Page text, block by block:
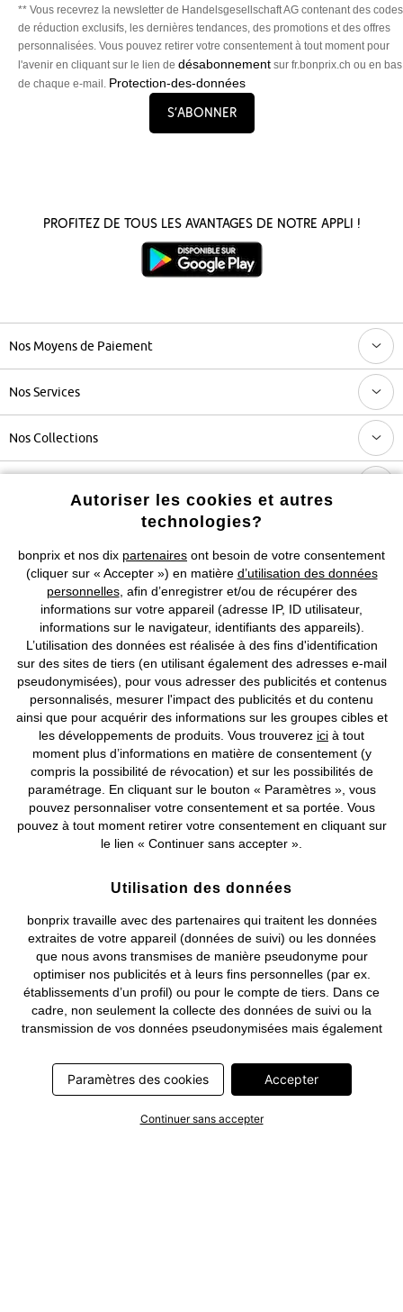
** Vous recevrez la newsletter de Handelsgesellschaft AG contenant des codes
de réduction exclusifs, les dernières tendances, des promotions et des offres
personnalisées. Vous pouvez retirer votre consentement à tout moment pour
l'avenir en cliquant sur le lien de désabonnement sur fr.bonprix.ch ou en bas
de chaque e-mail. Protection-des-données
S’abonner
Profitez de tous les avantages de notre appli !
Nos Moyens de Paiement
Nos Services
Nos Collections
Prix indiqués TVA comprise avec en susfrais de port & de service
CGV Données personnelles Paramètres des cookies
Mentions légales Résilier le contrat
©2026 bonprix.Tous droits réservés.
Deutsch Français
Autoriser les cookies et autres
technologies?
bonprix et nos dix partenaires ont besoin de votre consentement
(cliquer sur « Accepter ») en matière d’utilisation des données
personnelles, afin d’enregistrer et/ou de récupérer des
informations sur votre appareil (adresse IP, ID utilisateur,
informations sur le navigateur, identifiants des appareils).
L’utilisation des données est réalisée à des fins d'identification
sur des sites de tiers (en utilisant également des adresses e-mail
pseudonymisées), pour vous adresser des publicités et contenus
personnalisés, mesurer l'impact des publicités et du contenu
ainsi que pour acquérir des informations sur les groupes cibles et
les développements de produits. Vous trouverez ici à tout
moment plus d’informations en matière de consentement (y
compris la possibilité de révocation) et sur les possibilités de
paramétrage. En cliquant sur le bouton « Paramètres », vous
pouvez personnaliser votre consentement et sa portée. Vous
pouvez à tout moment retirer votre consentement en cliquant sur
le lien « Continuer sans accepter ».
Utilisation des données
bonprix travaille avec des partenaires qui traitent les données
extraites de votre appareil (données de suivi) ou les données
que nous avons transmises de manière pseudonyme pour
optimiser nos publicités et à leurs fins personnelles (par ex.
établissements d’un profil) ou pour le compte de tiers. Dans ce
cadre, non seulement la collecte des données de suivi ou la
transmission de vos données pseudonymisées mais également
nécessitent un consentement. Les données de suivi seront alors
collectées ou vos données pseudonymisées seront alors
transmises seulement si vous avez cliqué préalablement sur le
bouton « Accepter » dans la bannière sur bonprix.fr . Les
Paramètres des cookies Accepter
Continuer sans accepter